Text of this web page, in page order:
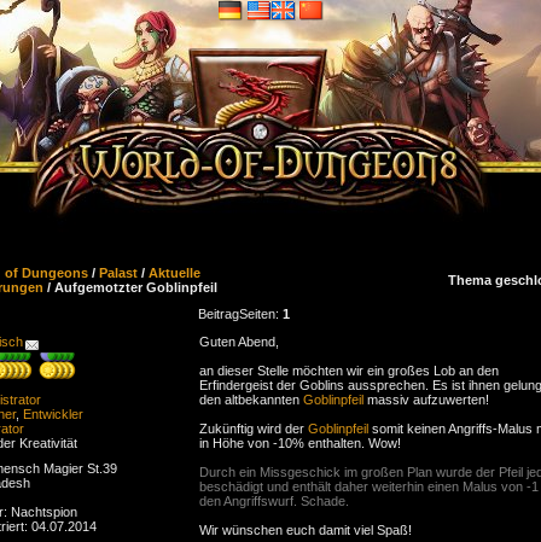
of Dungeons / Palast / Aktuelle
/ Aufgemotzter Goblinpfeil Thema
BeitragSeiten: 1
, Entwickler
Kreativität
Magier St.39
Nachtspion
04.07.2014
Guten Abend,
an dieser Stelle möchten wir ein großes Lob an den
Erfindergeist der Goblins aussprechen. Es ist ihnen
den altbekannten Goblinpfeil massiv aufzuwerten!
Zukünftig wird der Goblinpfeil somit keinen Angriffs-Malus
in Höhe von -10% enthalten. Wow!
Durch ein Missgeschick im großen Plan wurde der Pfeil
beschädigt und enthält daher weiterhin einen Malus von -1
den Angriffswurf. Schade.
Wir wünschen euch damit viel Spaß!